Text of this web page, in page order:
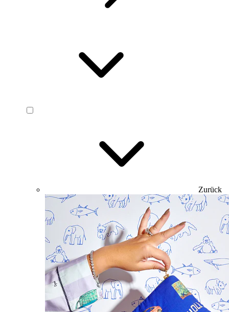
Zurück